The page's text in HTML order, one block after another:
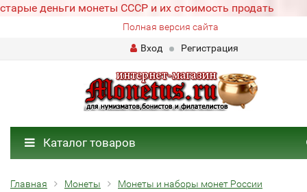
старые деньги монеты СССР и их стоимость продать
Полная версия сайта
Вход
Регистрация
Каталог товаров
Главная Монеты
Монеты и наборы монет России